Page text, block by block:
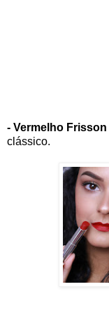
- Vermelho Frisson
clássico.